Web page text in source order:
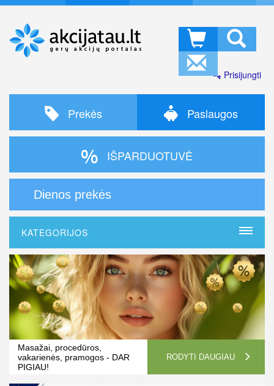
Prisijungti
Prekės Paslaugos
IŠPARDUOTUVĖ
Dienos prekės
KATEGORIJOS
Masažai, procedūros,
vakarienės, pramogos - DAR
PIGIAU!
RODYTI DAUGIAU